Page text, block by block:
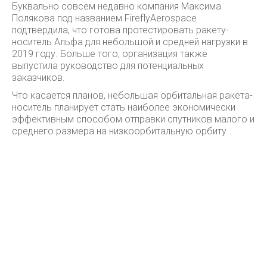
Буквально совсем недавно компания Максима
Полякова под названием FireflyAerospace
подтвердила, что готова протестировать ракету-
носитель Альфа для небольшой и средней нагрузки в
2019 году. Больше того, организация также
выпустила руководство для потенциальных
заказчиков.
Что касается планов, небольшая орбитальная ракета-
носитель планирует стать наиболее экономически
эффективным способом отправки спутников малого и
среднего размера на низкоорбитальную орбиту.